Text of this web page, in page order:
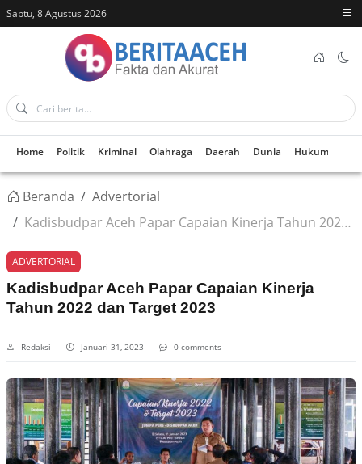
Sabtu, 8 Agustus 2026
Home Politik Kriminal Olahraga Daerah Dunia Hukum
Beranda
Advertorial
Kadisbudpar Aceh Papar Capaian Kinerja Tahun 2022 dan Target 2023
ADVERTORIAL
Kadisbudpar Aceh Papar Capaian Kinerja
Tahun 2022 dan Target 2023
Redaksi Januari 31, 2023 0 comments